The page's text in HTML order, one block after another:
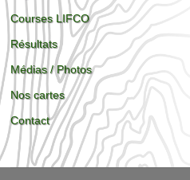
Courses LIFCO
Résultats
Médias / Photos
Nos cartes
Contact